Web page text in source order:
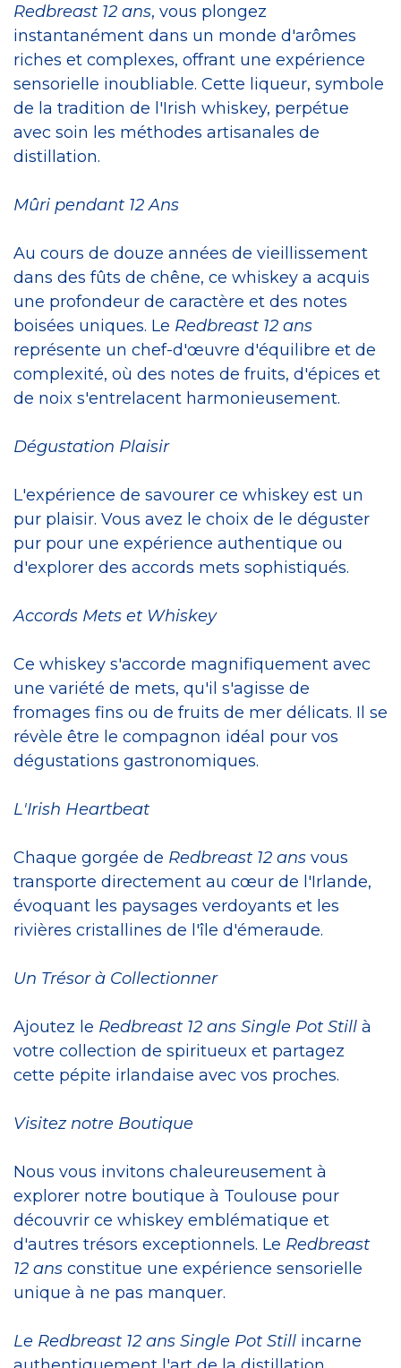
Redbreast 12 ans, vous plongez
instantanément dans un monde d'arômes
riches et complexes, offrant une expérience
sensorielle inoubliable. Cette liqueur, symbole
de la tradition de l'Irish whiskey, perpétue
avec soin les méthodes artisanales de
distillation.
Mûri pendant 12 Ans
Au cours de douze années de vieillissement
dans des fûts de chêne, ce whiskey a acquis
une profondeur de caractère et des notes
boisées uniques. Le Redbreast 12 ans
représente un chef-d'œuvre d'équilibre et de
complexité, où des notes de fruits, d'épices et
de noix s'entrelacent harmonieusement.
Dégustation Plaisir
L'expérience de savourer ce whiskey est un
pur plaisir. Vous avez le choix de le déguster
pur pour une expérience authentique ou
d'explorer des accords mets sophistiqués.
Accords Mets et Whiskey
Ce whiskey s'accorde magnifiquement avec
une variété de mets, qu'il s'agisse de
fromages fins ou de fruits de mer délicats. Il se
révèle être le compagnon idéal pour vos
dégustations gastronomiques.
L'Irish Heartbeat
Chaque gorgée de Redbreast 12 ans vous
transporte directement au cœur de l'Irlande,
évoquant les paysages verdoyants et les
rivières cristallines de l'île d'émeraude.
Un Trésor à Collectionner
Ajoutez le Redbreast 12 ans Single Pot Still à
votre collection de spiritueux et partagez
cette pépite irlandaise avec vos proches.
Visitez notre Boutique
Nous vous invitons chaleureusement à
explorer notre boutique à Toulouse pour
découvrir ce whiskey emblématique et
d'autres trésors exceptionnels. Le Redbreast
12 ans constitue une expérience sensorielle
unique à ne pas manquer.
Le Redbreast 12 ans Single Pot Still incarne